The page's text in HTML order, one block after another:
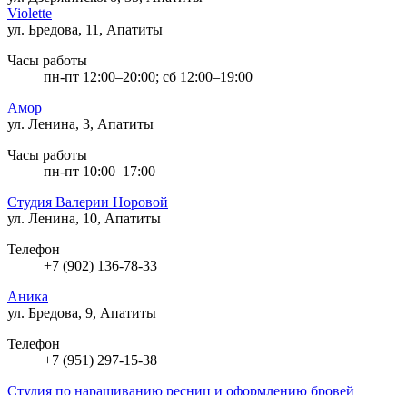
Violette
ул. Бредова, 11, Апатиты
Часы работы
пн-пт 12:00–20:00; сб 12:00–19:00
Амор
ул. Ленина, 3, Апатиты
Часы работы
пн-пт 10:00–17:00
Студия Валерии Норовой
ул. Ленина, 10, Апатиты
Телефон
+7 (902) 136-78-33
Аника
ул. Бредова, 9, Апатиты
Телефон
+7 (951) 297-15-38
Студия по наращиванию ресниц и оформлению бровей